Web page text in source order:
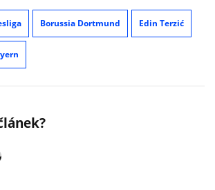
Borussia Dortmund Edin Terzić